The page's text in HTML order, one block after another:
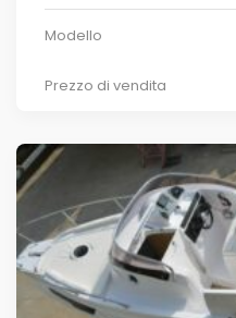
Modello
Prezzo di vendita